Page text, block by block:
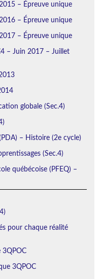
– Épreuve unique
– Épreuve unique
– Épreuve unique
– Juin 2017 – Juillet
globale (Sec.4)
– Histoire (2e cycle)
(Sec.4)
québécoise (PFEQ) –
pour chaque réalité
3QPOC
3QPOC